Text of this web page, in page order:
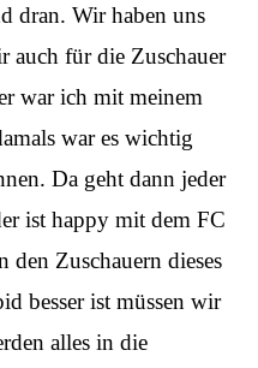
dran. Wir haben uns
auch für die Zuschauer
war ich mit meinem
war es wichtig
Da geht dann jeder
ist happy mit dem FC
Zuschauern dieses
besser ist müssen wir
alles in die